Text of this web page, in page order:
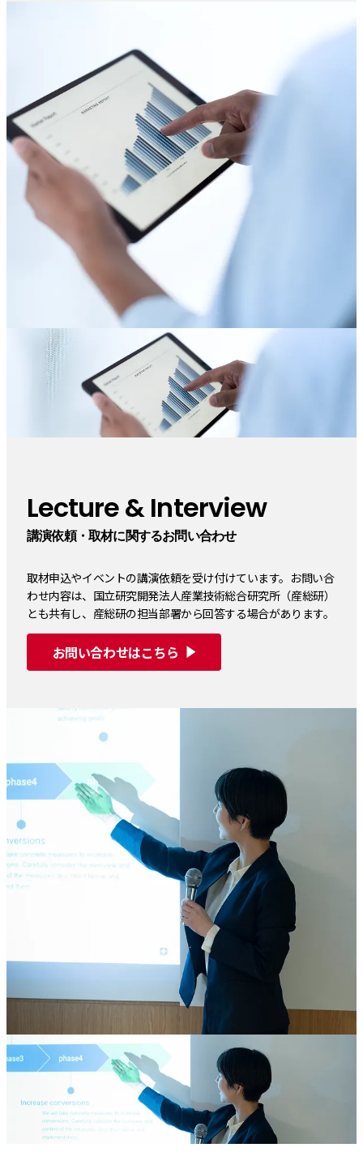
Lecture & Interview
講演依頼・取材に関するお問い合わせ
取材申込やイベントの講演依頼を受け付けています。お問い合
わせ内容は、国立研究開発法人産業技術総合研究所（産総研）
とも共有し、産総研の担当部署から回答する場合があります。
お問い合わせはこちら